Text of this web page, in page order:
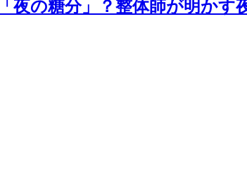
夜の糖分」？整体師が明かす